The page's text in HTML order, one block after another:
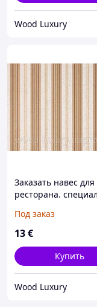
Wood Luxury
Заказать навес
ресторана.
Dickson Orch 6171
Под заказ
13€
Купить
Wood Luxury